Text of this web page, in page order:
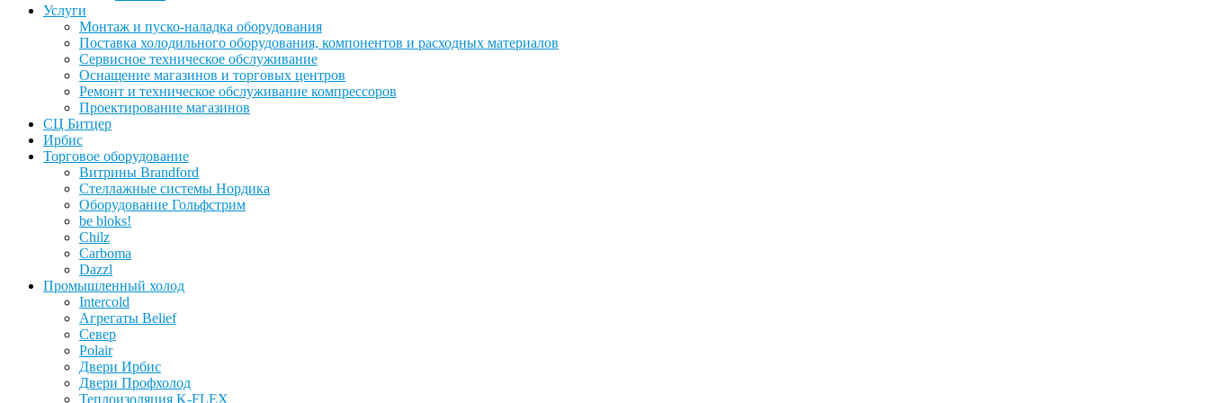
Услуги
Монтаж и пуско-наладка оборудования
Поставка холодильного оборудования, компонентов и расходных материалов
Сервисное техническое обслуживание
Оснащение магазинов и торговых центров
Ремонт и техническое обслуживание компрессоров
Проектирование магазинов
СЦ Битцер
Ирбис
Торговое оборудование
Витрины Brandford
Стеллажные системы Нордика
Оборудование Гольфстрим
be bloks!
Chilz
Carboma
Dazzl
Промышленный холод
Intercold
Агрегаты Belief
Север
Polair
Двери Ирбис
Двери Профхолод
Теплоизоляция K-FLEX